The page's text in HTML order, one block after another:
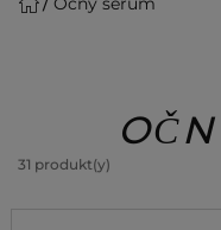
pleť Líčenie
31 produkt(y)